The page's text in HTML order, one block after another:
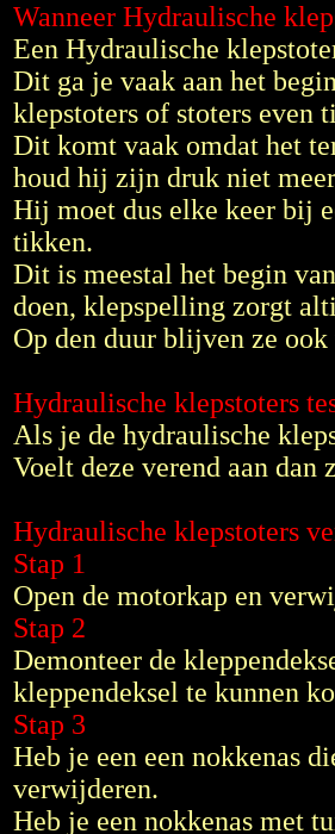
Wanneer Hydraulische
Een Hydraulische
Dit ga je vaak aan het
klepstoters of stoters even
Dit komt vaak omdat het
houd hij zijn druk niet
Hij moet dus elke keer bij
tikken.
Dit is meestal het begin
doen, klepspelling zorgt
Op den duur blijven ze
Hydraulische klepstoters
Als je de hydraulische
Voelt deze verend aan
Hydraulische klepstoters
Stap 1
Open de motorkap en
Stap 2
Demonteer de
kleppendeksel te kunnen
Stap 3
Heb je een een nokkenas
verwijderen.
Heb je een nokkenas met